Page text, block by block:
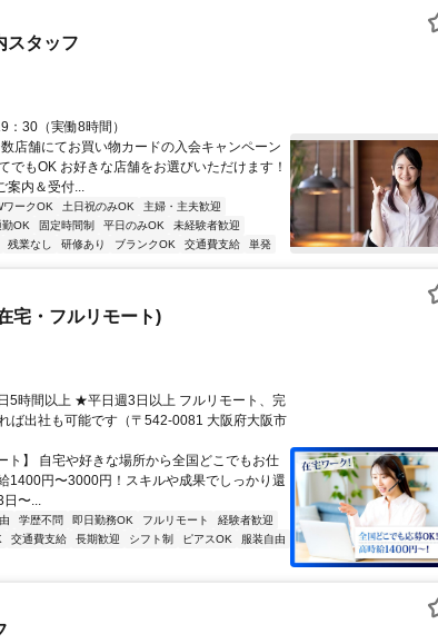
スタッフ
30（実働8時間）
店舗にてお買い物カードの入会キャンペーン
でもOK お好きな店舗をお選びいただけます！
案内＆受付...
ワークOK 土日祝のみOK
主婦・主夫歓迎
勤OK 固定時間制 平日のみOK
未経験者歓迎
残業なし 研修あり ブランクOK 交通費支給 単発
宅・フルリモート)
5時間以上 ★平日週3日以上 フルリモート、完
ば出社も可能です（〒542-0081 大阪府大阪市
ト】 自宅や好きな場所から全国どこでもお仕
1400円〜3000円！スキルや成果でしっかり還
日〜...
学歴不問 即日勤務OK フルリモート
経験者歓迎
交通費支給 長期歓迎 シフト制 ピアスOK
服装自由